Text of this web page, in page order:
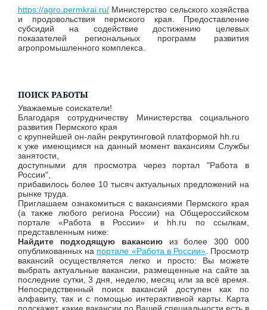
https://agro.permkrai.ru/ Министерство сельского хозяйства
и продовольствия пермского края. Предоставление
субсидий на содействие достижению целевых
показателей региональных программ развития
агропромышленного комплекса.
ПОИСК РАБОТЫ
Уважаемые соискатели!
Благодаря сотрудничеству Министерства социального
развития Пермского края
с крупнейшей он-лайн рекрутинговой платформой hh.ru
к уже имеющимся на данный момент вакансиям Службы
занятости,
доступными для просмотра через портал "Работа в
России",
прибавилось более 10 тысяч актуальных предложений на
рынке труда.
Приглашаем ознакомиться с вакансиями Пермского края
(а также любого региона России) на Общероссийском
портале «Работа в России» и hh.ru по ссылкам,
представленным ниже:
Найдите подходящую вакансиюиз более 300 000
опубликованных на портале «Работа в России». Просмотр
вакансий осуществляется легко и просто: Вы можете
выбрать актуальные вакансии, размещенные на сайте за
последние сутки, 3 дня, неделю, месяц или за всё время.
Непосредственный поиск вакансий доступен как по
алфавиту, так и с помощью интерактивной карты. Карта